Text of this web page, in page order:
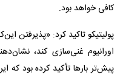
کافی خواهد بود.
پولیتیکو تاکید کرد: «پذیرفتن
اورانیوم غنی‌سازی کند،
پیش‌تر بارها تأکید کرده بود که